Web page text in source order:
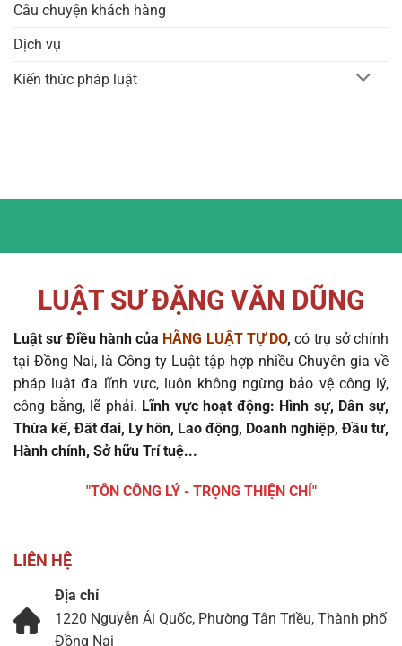
Câu chuyện khách hàng
Dịch vụ
Kiến thức pháp luật
LUẬT SƯ ĐẶNG VĂN DŨNG
Luật sư Điều hành của HÃNG LUẬT TỰ DO, có trụ sở chính
tại Đồng Nai, là Công ty Luật tập hợp nhiều Chuyên gia về
pháp luật đa lĩnh vực, luôn không ngừng bảo vệ công lý,
công bằng, lẽ phải. Lĩnh vực hoạt động: Hình sự, Dân sự,
Thừa kế, Đất đai, Ly hôn, Lao động, Doanh nghiệp, Đầu tư,
Hành chính, Sở hữu Trí tuệ...
"TÔN CÔNG LÝ - TRỌNG THIỆN CHÍ"
LIÊN HỆ
Địa chỉ
1220 Nguyễn Ái Quốc, Phường Tân Triều, Thành phố
Đồng Nai